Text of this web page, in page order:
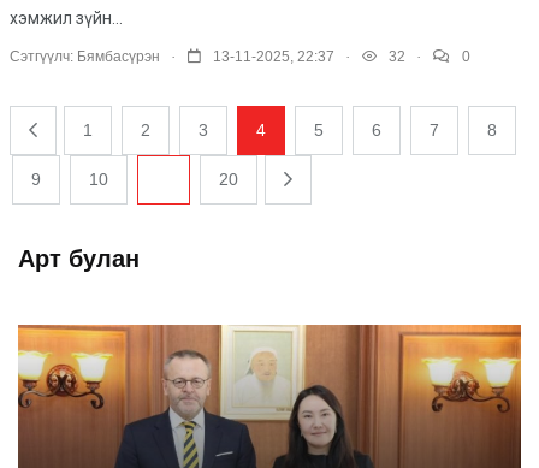
хэмжил зүйн...
Сэтгүүлч: Бямбасүрэн . 13-11-2025, 22:37 . 32 . 0
1 2 3 4 5 6 7 8
9 10 20
Арт булан